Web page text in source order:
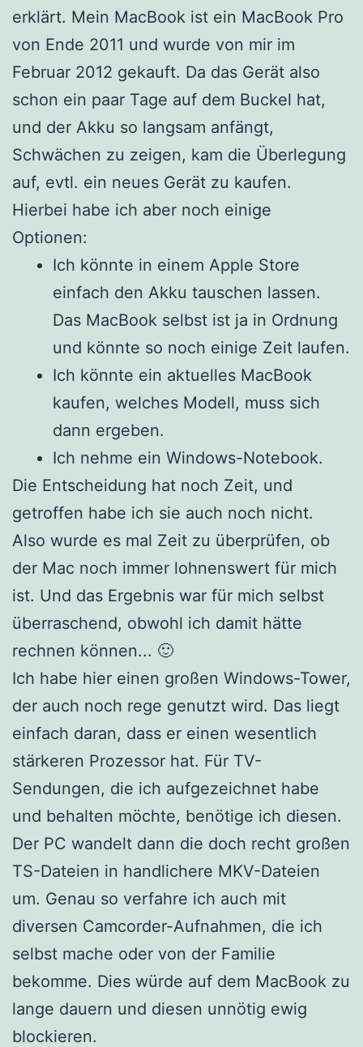
erklärt. Mein MacBook ist ein MacBook Pro
von Ende 2011 und wurde von mir im
Februar 2012 gekauft. Da das Gerät also
schon ein paar Tage auf dem Buckel hat,
und der Akku so langsam anfängt,
Schwächen zu zeigen, kam die Überlegung
auf, evtl. ein neues Gerät zu kaufen.
Hierbei habe ich aber noch einige
Optionen:
Ich könnte in einem Apple Store
einfach den Akku tauschen lassen.
Das MacBook selbst ist ja in Ordnung
und könnte so noch einige Zeit laufen.
Ich könnte ein aktuelles MacBook
kaufen, welches Modell, muss sich
dann ergeben.
Ich nehme ein Windows-Notebook.
Die Entscheidung hat noch Zeit, und
getroffen habe ich sie auch noch nicht.
Also wurde es mal Zeit zu überprüfen, ob
der Mac noch immer lohnenswert für mich
ist. Und das Ergebnis war für mich selbst
überraschend, obwohl ich damit hätte
rechnen können... 🙂
Ich habe hier einen großen Windows-Tower,
der auch noch rege genutzt wird. Das liegt
einfach daran, dass er einen wesentlich
stärkeren Prozessor hat. Für TV-
Sendungen, die ich aufgezeichnet habe
und behalten möchte, benötige ich diesen.
Der PC wandelt dann die doch recht großen
TS-Dateien in handlichere MKV-Dateien
um. Genau so verfahre ich auch mit
diversen Camcorder-Aufnahmen, die ich
selbst mache oder von der Familie
bekomme. Dies würde auf dem MacBook zu
lange dauern und diesen unnötig ewig
blockieren.